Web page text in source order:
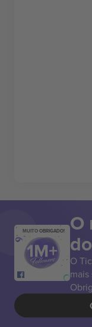
MUITO OBRIGADO! O
O